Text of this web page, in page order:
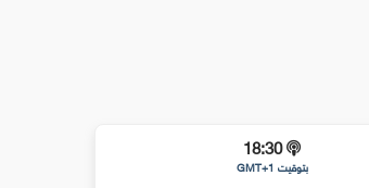
18:30
بتوقيت GMT+1